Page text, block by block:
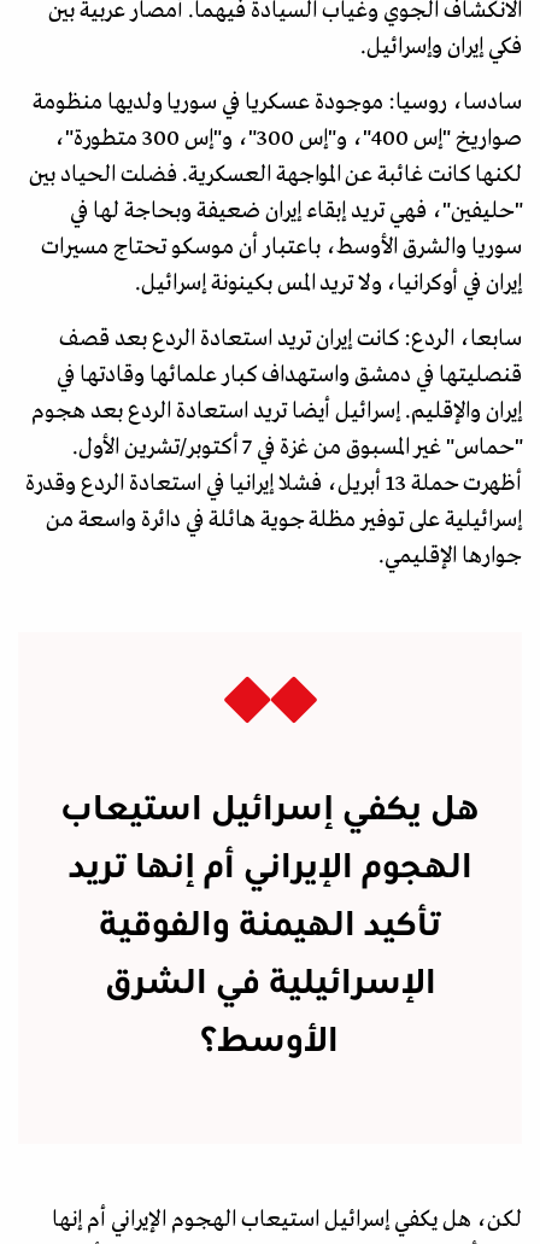
الانكشاف الجوي وغياب السيادة فيهما. أمصار عربية بين
فكي إيران وإسرائيل.
سادسا، روسيا: موجودة عسكريا في سوريا ولديها منظومة
صواريخ "إس 400"، و"إس 300"، و"إس 300 متطورة"،
لكنها كانت غائبة عن المواجهة العسكرية. فضلت الحياد بين
"حليفين"، فهي تريد إبقاء إيران ضعيفة وبحاجة لها في
سوريا والشرق الأوسط، باعتبار أن موسكو تحتاج مسيرات
إيران في أوكرانيا، ولا تريد المس بكينونة إسرائيل.
سابعا، الردع: كانت إيران تريد استعادة الردع بعد قصف
قنصليتها في دمشق واستهداف كبار علمائها وقادتها في
إيران والإقليم. إسرائيل أيضا تريد استعادة الردع بعد هجوم
"حماس" غير المسبوق من غزة في 7 أكتوبر/تشرين الأول.
أظهرت حملة 13 أبريل، فشلا إيرانيا في استعادة الردع وقدرة
إسرائيلية على توفير مظلة جوية هائلة في دائرة واسعة من
جوارها الإقليمي.
هل يكفي إسرائيل استيعاب
الهجوم الإيراني أم إنها تريد
تأكيد الهيمنة والفوقية
الإسرائيلية في الشرق
الأوسط؟
لكن، هل يكفي إسرائيل استيعاب الهجوم الإيراني أم إنها